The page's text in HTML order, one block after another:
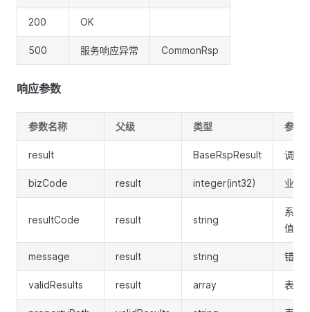
200 OK
500 服务响应异常 CommonRsp
响应参数
参数名称 父级 类型 参数
result BaseRspResult 调用
bizCode result integer(int32) 业务
resultCode result string
系统
值
message result string 错误
validResults result array 表单